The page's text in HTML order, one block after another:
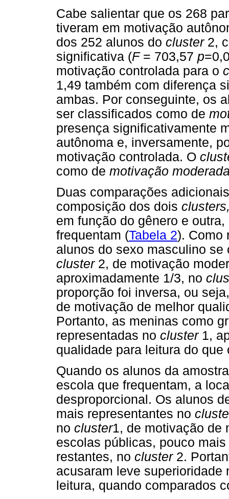
Cabe salientar que os 268
tiveram em motivação
dos 252 alunos do cluster 2,
significativa (F= 703,57 p
motivação controlada para o
1,49 também com diferença
ambas. Por conseguinte, os
ser classificados como de
presença significativamente
autônoma e, inversamente,
motivação controlada. O
como de motivação
Duas comparações
composição dos dois
em função do gênero e
frequentam (Tabela 2). Como
alunos do sexo masculino se
cluster 2, de motivação
aproximadamente 1/3, no
proporção foi inversa, ou
de motivação de melhor
Portanto, as meninas como
representadas no cluster 1,
qualidade para leitura do que
Quando os alunos da
escola que frequentam, a
desproporcional. Os alunos
mais representantes no
no cluster1, de motivação de
escolas públicas, pouco
restantes, no cluster 2.
acusaram leve superioridade
leitura, quando comparados